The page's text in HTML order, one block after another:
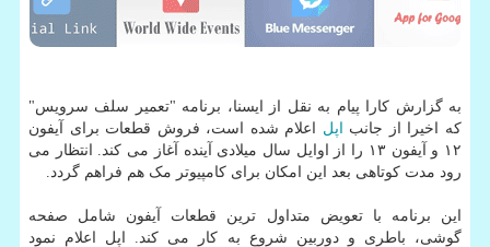
به گزارش کارا پیام به نقل از ایسنا، برنامه "تعمیر سلف سرویس"
که اخیرا از جانب
اپل اعلام شده است، فروش قطعات برای آیفون
۱۲ و آیفون ۱۳ را از اوایل سال میلادی آینده آغاز می کند. انتظار می
رود مدت کوتاهی بعد این امکان برای کامپیوتر مک هم فراهم گردد.
این برنامه با تعویض متداول ترین قطعات آیفون شامل صفحه
گوشی، باطری و دوربین شروع به کار می کند. اپل اعلام نمود